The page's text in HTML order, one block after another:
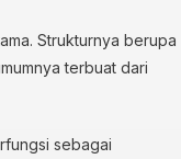
Strukturnya berupa
terbuat dari
sebagai